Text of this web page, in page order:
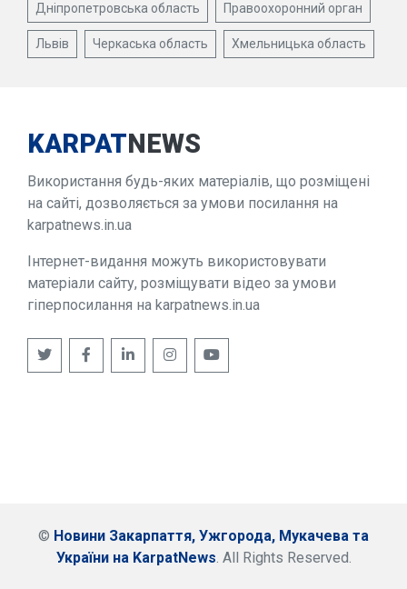
Дніпропетровська область Правоохоронний орган
Львів Черкаська область Хмельницька область
KARPATNEWS
Використання будь-яких матеріалів, що розміщені
на сайті, дозволяється за умови посилання на
karpatnews.in.ua
Інтернет-видання можуть використовувати
матеріали сайту, розміщувати відео за умови
гіперпосилання на karpatnews.in.ua
© Новини Закарпаття, Ужгорода, Мукачева та
України на KarpatNews. All Rights Reserved.